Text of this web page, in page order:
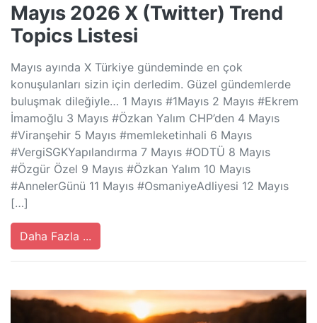
Mayıs 2026 X (Twitter) Trend
Topics Listesi
Mayıs ayında X Türkiye gündeminde en çok
konuşulanları sizin için derledim. Güzel gündemlerde
buluşmak dileğiyle… 1 Mayıs #1Mayıs 2 Mayıs #Ekrem
İmamoğlu 3 Mayıs #Özkan Yalım CHP’den 4 Mayıs
#Viranşehir 5 Mayıs #memleketinhali 6 Mayıs
#VergiSGKYapılandırma 7 Mayıs #ODTÜ 8 Mayıs
#Özgür Özel 9 Mayıs #Özkan Yalım 10 Mayıs
#AnnelerGünü 11 Mayıs #OsmaniyeAdliyesi 12 Mayıs
[…]
Daha Fazla ...